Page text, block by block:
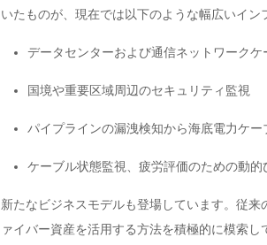
いたものが、現在では以下のような幅広いイン
データセンターおよび通信ネットワーク
国境や重要区域周辺のセキュリティ監視
パイプラインの漏洩検知から海底電力ケ
ケーブル状態監視、疲労評価のための動的
新たなビジネスモデルも登場しています。従
ァイバー資産を活用する方法を積極的に模索